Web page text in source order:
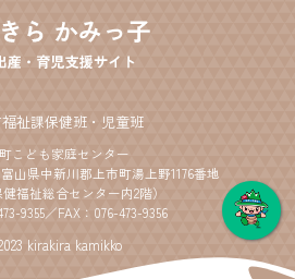
祉課保健班・児童班
町こども家庭センター
山県中新川郡上市町湯上野1176番地
健福祉総合センター内2階）
9355／FAX：076-473-9356
kirakira kamikko